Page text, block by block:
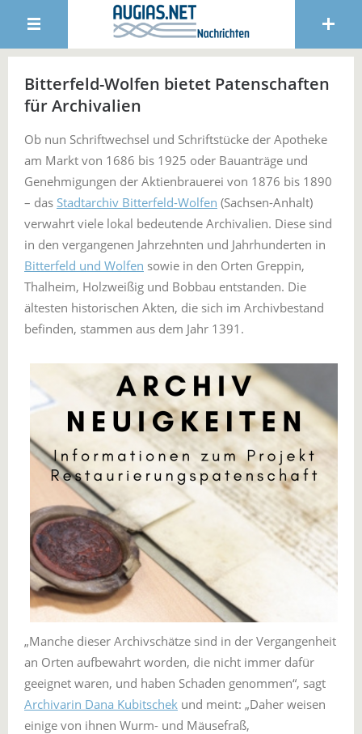
Bitterfeld-Wolfen bietet Patenschaften
für Archivalien
Ob nun Schriftwechsel und Schriftstücke der Apotheke
am Markt von 1686 bis 1925 oder Bauanträge und
Genehmigungen der Aktienbrauerei von 1876 bis 1890
– das Stadtarchiv Bitterfeld-Wolfen (Sachsen-Anhalt)
verwahrt viele lokal bedeutende Archivalien. Diese sind
in den vergangenen Jahrzehnten und Jahrhunderten in
Bitterfeld und Wolfen sowie in den Orten Greppin,
Thalheim, Holzweißig und Bobbau entstanden. Die
ältesten historischen Akten, die sich im Archivbestand
befinden, stammen aus dem Jahr 1391.
„Manche dieser Archivschätze sind in der Vergangenheit
an Orten aufbewahrt worden, die nicht immer dafür
geeignet waren, und haben Schaden genommen“, sagt
Archivarin Dana Kubitschek und meint: „Daher weisen
einige von ihnen Wurm- und Mäusefraß,